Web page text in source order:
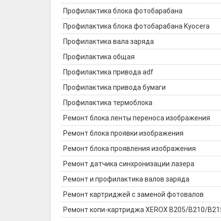
Профилактика блока фотобарабана
Профилактика блока фотобарабана Kyocera
Профилактика вала заряда
Профилактика общая
Профилактика привода adf
Профилактика привода бумаги
Профилактика термоблока
Ремонт блока ленты переноса изображения
Ремонт блока проявки изображения
Ремонт блока проявления изображения
Ремонт датчика синхронизации лазера
Ремонт и профилактика валов заряда
Ремонт картриджей с заменой фотовалов
Ремонт копи-картриджа XEROX B205/B210/